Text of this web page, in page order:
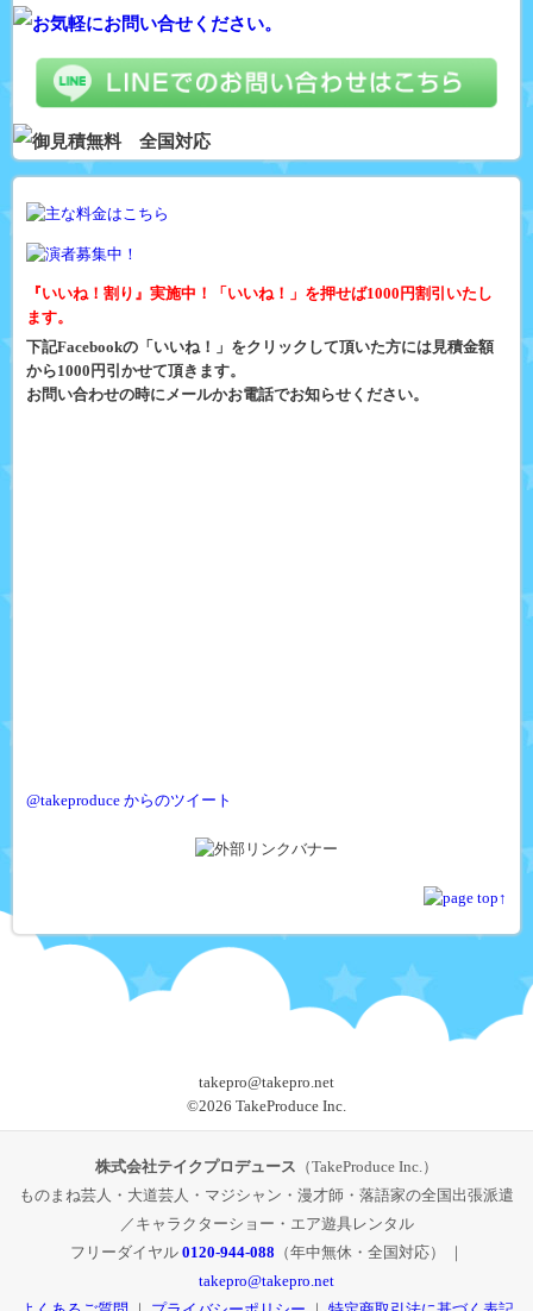
『いいね！割り』実施中！「いいね！」を押せば1000円割引いたし
ます。
下記Facebookの「いいね！」をクリックして頂いた方には見積金額
から1000円引かせて頂きます。
お問い合わせの時にメールかお電話でお知らせください。
@takeproduce からのツイート
takepro@takepro.net
©2026 TakeProduce Inc.
株式会社テイクプロデュース （TakeProduce Inc.）
ものまね芸人・大道芸人・マジシャン・漫才師・落語家の全国出張派遣
／キャラクターショー・エア遊具レンタル
フリーダイヤル 0120-944-088 （年中無休・全国対応） ｜
takepro@takepro.net